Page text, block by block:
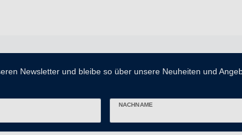
Newsletter und bleibe so über unsere Neuheiten und
NACHNAME